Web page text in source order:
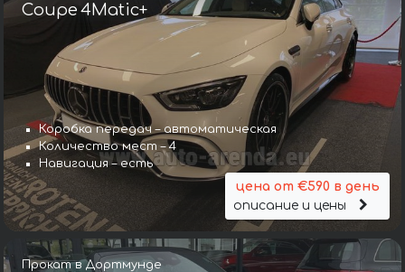
Coupe 4Matic+
Коробка передач – автоматическая
Количество мест – 4
Навигация – есть
цена от €590 в день
описание и цены
Прокат в Дортмунде